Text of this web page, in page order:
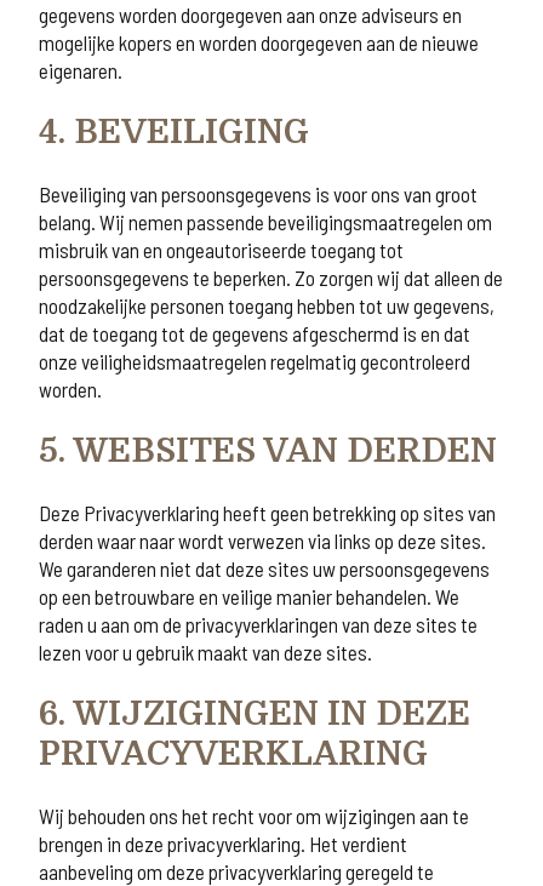
gegevens worden doorgegeven aan onze adviseurs en
mogelijke kopers en worden doorgegeven aan de nieuwe
eigenaren.
4. BEVEILIGING
Beveiliging van persoonsgegevens is voor ons van groot
belang. Wij nemen passende beveiligingsmaatregelen om
misbruik van en ongeautoriseerde toegang tot
persoonsgegevens te beperken. Zo zorgen wij dat alleen de
noodzakelijke personen toegang hebben tot uw gegevens,
dat de toegang tot de gegevens afgeschermd is en dat
onze veiligheidsmaatregelen regelmatig gecontroleerd
worden.
5. WEBSITES VAN DERDEN
Deze Privacyverklaring heeft geen betrekking op sites van
derden waar naar wordt verwezen via links op deze sites.
We garanderen niet dat deze sites uw persoonsgegevens
op een betrouwbare en veilige manier behandelen. We
raden u aan om de privacyverklaringen van deze sites te
lezen voor u gebruik maakt van deze sites.
6. WIJZIGINGEN IN DEZE
PRIVACYVERKLARING
Wij behouden ons het recht voor om wijzigingen aan te
brengen in deze privacyverklaring. Het verdient
aanbeveling om deze privacyverklaring geregeld te